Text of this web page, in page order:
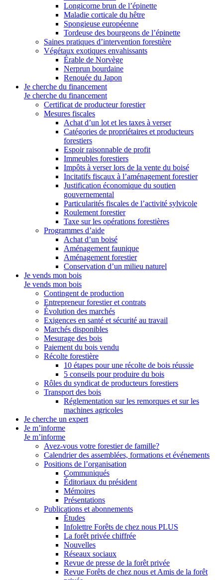
Longicorne brun de l’épinette
Maladie corticale du hêtre
Spongieuse européenne
Tordeuse des bourgeons de l’épinette
Saines pratiques d’intervention forestière
Végétaux exotiques envahissants
Érable de Norvège
Nerprun bourdaine
Renouée du Japon
Je cherche du financement
Je cherche du financement
Certificat de producteur forestier
Mesures fiscales
Achat d’un lot et les taxes à verser
Catégories de propriétaires et producteurs
forestiers
Espoir raisonnable de profit
Immeubles forestiers
Impôts à verser lors de la vente du boisé
Incitatifs fiscaux à l’aménagement forestier
Justification économique du soutien
gouvernemental
Particularités fiscales de l’activité sylvicole
Roulement forestier
Taxe sur les opérations forestières
Programmes d’aide
Achat d’un boisé
Aménagement faunique
Aménagement forestier
Conservation d’un milieu naturel
Je vends mon bois
Je vends mon bois
Contingent de production
Entrepreneur forestier et contrats
Évolution des marchés
Exigences en santé et sécurité au travail
Marchés disponibles
Mesurage des bois
Paiement du bois vendu
Récolte forestière
10 étapes pour une récolte de bois réussie
5 conseils pour produire du bois
Rôles du syndicat de producteurs forestiers
Transport des bois
Réglementation sur les remorques et sur les
machines agricoles
Je cherche un expert
Je m’informe
Je m’informe
Avez-vous votre forestier de famille?
Calendrier des assemblées, formations et événements
Positions de l’organisation
Communiqués
Éditoriaux du président
Mémoires
Présentations
Publications et abonnements
Études
Infolettre Forêts de chez nous PLUS
La forêt privée chiffrée
Nouvelles
Réseaux sociaux
Revue de presse de la forêt privée
Revue Forêts de chez nous et Amis de la forêt